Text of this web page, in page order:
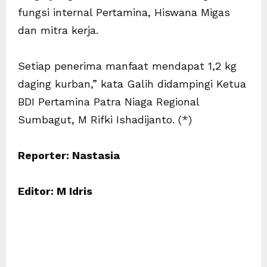
fungsi internal Pertamina, Hiswana Migas
dan mitra kerja.
Setiap penerima manfaat mendapat 1,2 kg
daging kurban,” kata Galih didampingi Ketua
BDI Pertamina Patra Niaga Regional
Sumbagut, M Rifki Ishadijanto. (*)
Reporter: Nastasia
Editor: M Idris